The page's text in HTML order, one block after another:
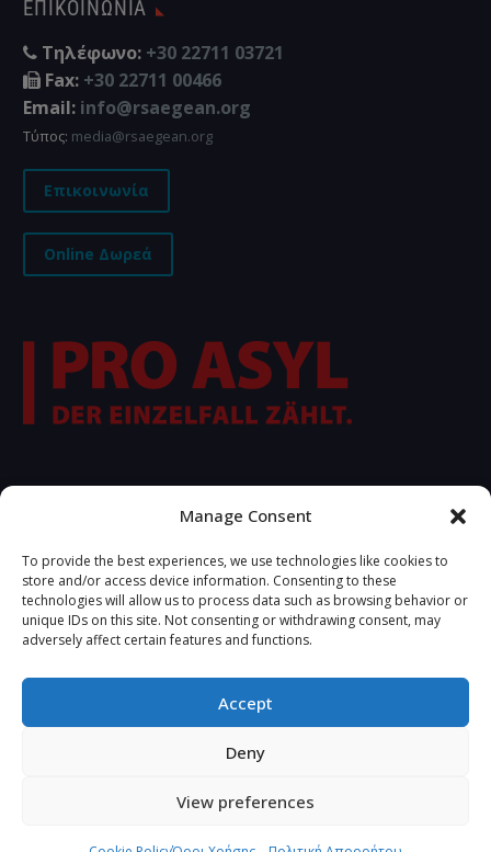
Manage Consent
To provide the best experiences, we use technologies like cookies to
store and/or access device information. Consenting to these
technologies will allow us to process data such as browsing behavior or
unique IDs on this site. Not consenting or withdrawing consent, may
adversely affect certain features and functions.
Accept
Deny
View preferences
ΕΠΙΚΟΙΝΩΝΊΑ
Τηλέφωνο: +30 22711 03721
Fax: +30 22711 00466
Email: info@rsaegean.org
Τύπος: media@rsaegean.org
Επικοινωνία
Online Δωρεά
Developed by